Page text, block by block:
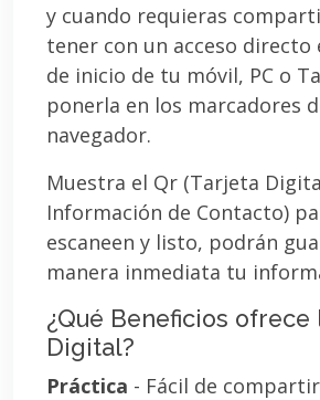
y cuando requieras
tener con un acceso directo
de inicio de tu móvil, PC o
ponerla en los marcadores
navegador.
Muestra el Qr (Tarjeta
Información de Contacto)
escaneen y listo, podrán
manera inmediata tu
¿Qué Beneficios ofrece
Digital?
Práctica - Fácil de